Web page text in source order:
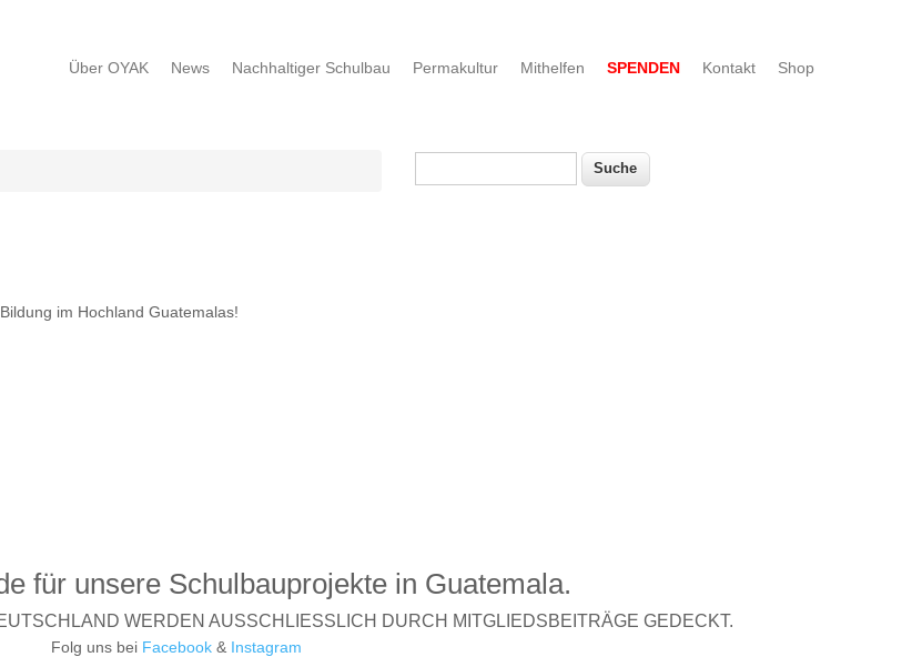
Über OYAK News Nachhaltiger Schulbau Permakultur Mithelfen SPENDEN Kontakt Shop
im Hochland Guatemalas!
für unsere Schulbauprojekte in Guatemala.
WERDEN AUSSCHLIESSLICH DURCH MITGLIEDSBEITRÄGE GEDECKT.
Folg uns bei Facebook & Instagram